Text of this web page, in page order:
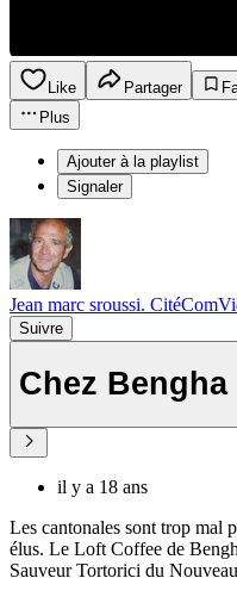
Like Partager
Plus
Ajouter à la playlist
Signaler
Jean marc sroussi.
Suivre
Chez
il y a 18 ans
Les cantonales sont trop mal
élus. Le Loft Coffee de
Sauveur Tortorici du